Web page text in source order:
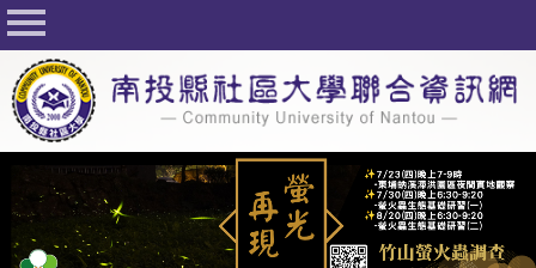
回首頁
關於社大
公佈欄
行事曆
最新活動